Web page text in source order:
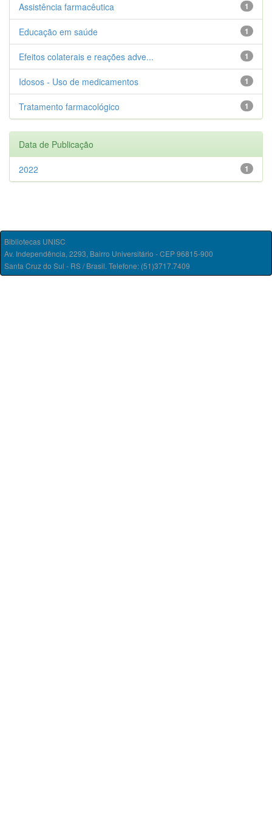
1
Assistência farmacêutica
1
Educação em saúde
1
Efeitos colaterais e reações adve...
1
Idosos - Uso de medicamentos
1
Tratamento farmacológico
Data de Publicação
1
2022
Bibliotecas UNISC
Av. Independência, 2293, Bairro Universitário - CEP 96815-900
Santa Cruz do Sul - RS / Brasil. Telefone: (51)3717.7409